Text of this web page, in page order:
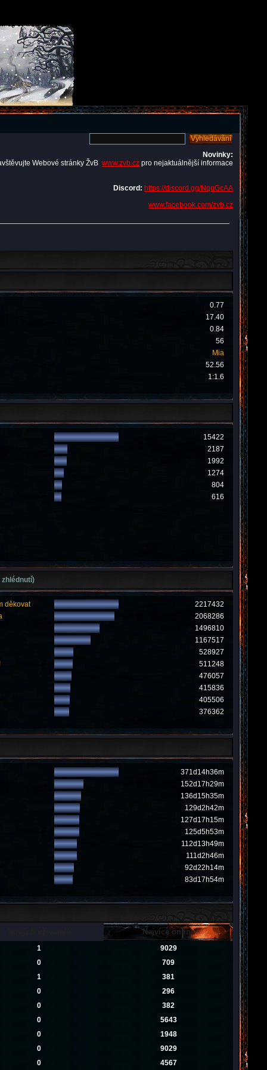
Novinky:
Webové stránky ŽvB www.zvb.cz pro nejaktuálnější informace
Discord: https://discord.gg/NqqGcAA
www.facebook.com/zvb.cz
0.77
17.40
0.84
56
Mia
52.56
1:1.6
15422
2187
1992
1274
804
616
děkovat
2217432
2068286
1496810
1167517
528927
511248
476057
415836
405506
376362
371d14h36m
152d17h29m
136d15h35m
129d2h42m
127d17h15m
125d5h53m
112d13h49m
111d2h46m
92d22h14m
83d17h54m
Nejvíce online
1
9029
0
709
1
381
0
296
0
382
0
5643
0
1948
0
9029
0
4567